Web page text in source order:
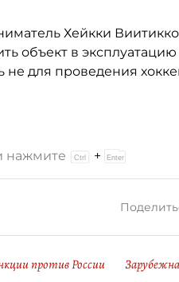
Хейкки
объект в
не для проведения
нажмите +
против России